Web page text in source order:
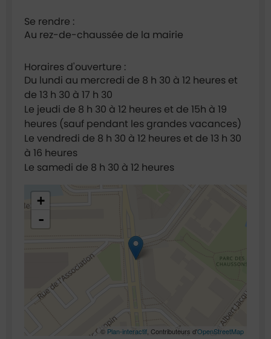
Se rendre :
Au rez-de-chaussée de la mairie
Horaires d'ouverture :
Du lundi au mercredi de 8 h 30 à 12 heures et
de 13 h 30 à 17 h 30
Le jeudi de 8 h 30 à 12 heures et de 15h à 19
heures (sauf pendant les grandes vacances)
Le vendredi de 8 h 30 à 12 heures et de 13 h 30
à 16 heures
Le samedi de 8 h 30 à 12 heures
48.921696,2.295014
+
-
© Plan-interactif , Contributeurs d'OpenStreetMap